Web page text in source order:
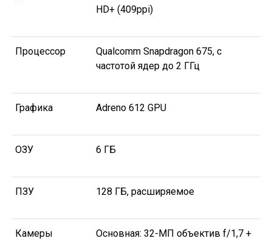
HD+ (409ppi)
Процессор
Qualcomm Snapdragon 675, с
частотой ядер до 2 ГГц
Графика Adreno 612 GPU
ОЗУ 6 ГБ
ПЗУ 128 ГБ, расширяемое
Камеры
Основная: 32-МП объектив f/1,7 +